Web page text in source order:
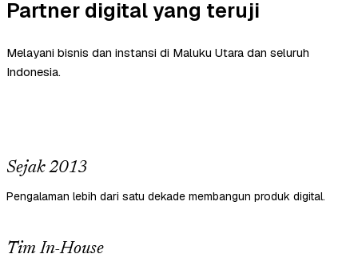
Partner digital yang teruji
Melayani bisnis dan instansi di Maluku Utara dan seluruh
Indonesia.
Sejak 2013
Pengalaman lebih dari satu dekade membangun produk digital.
Tim In-House